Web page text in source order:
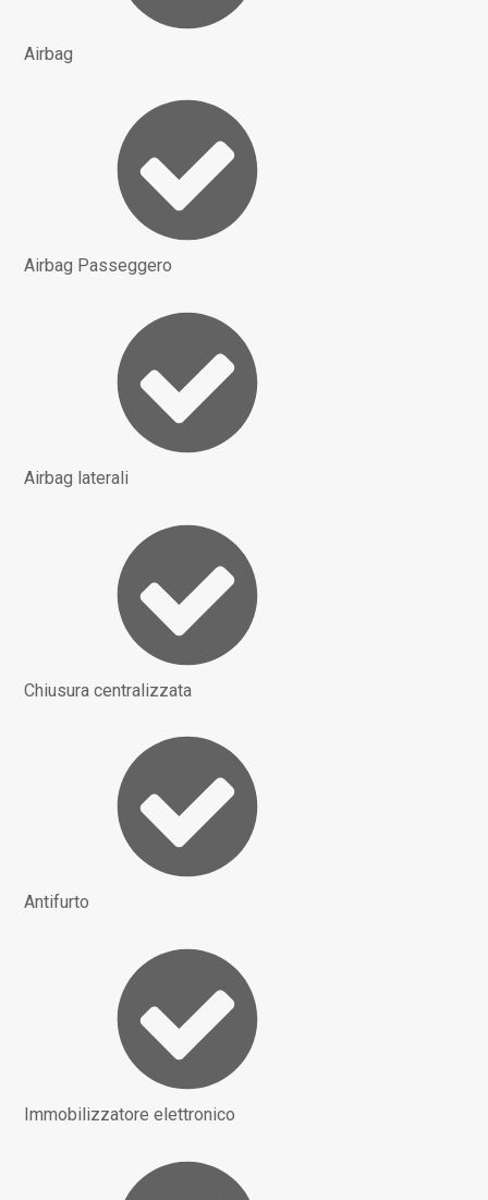
Airbag
Airbag Passeggero
Airbag laterali
Chiusura centralizzata
Antifurto
Immobilizzatore elettronico